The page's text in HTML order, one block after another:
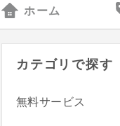
ホーム
カテゴリで探す
無料サービス